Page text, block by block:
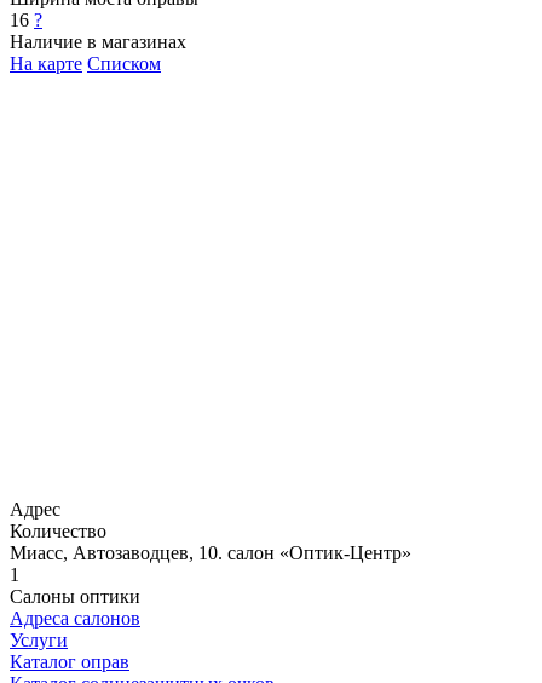
16 ?
Наличие в магазинах
На карте Списком
Адрес
Количество
Миасс, Автозаводцев, 10. салон «Оптик-Центр»
1
Салоны оптики
Адреса салонов
Услуги
Каталог оправ